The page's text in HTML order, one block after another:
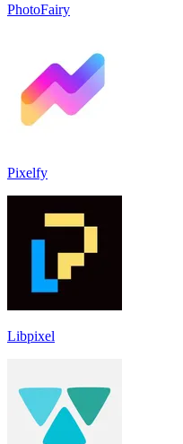
PhotoFairy
Pixelfy
Libpixel